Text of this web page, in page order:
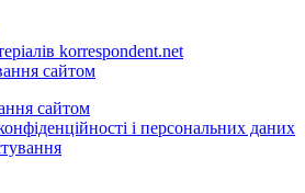
korrespondent.net
сайтом
сайтом
і персональних даних